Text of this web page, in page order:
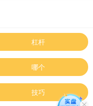
杠杆
哪个
技巧